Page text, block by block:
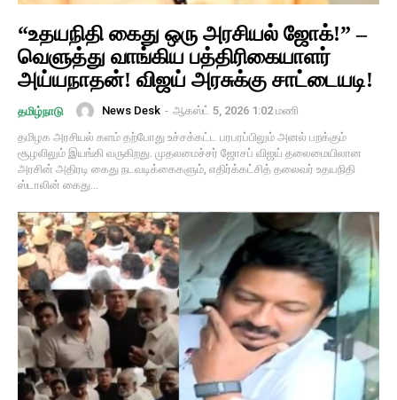
“உதயநிதி கைது ஒரு அரசியல் ஜோக்!” –
வெளுத்து வாங்கிய பத்திரிகையாளர்
அய்யநாதன்! விஜய் அரசுக்கு சாட்டையடி!
தமிழ்நாடு News Desk - ஆகஸ்ட் 5, 2026 1:02 மணி
​தமிழக அரசியல் களம் தற்போது உச்சக்கட்ட பரபரப்பிலும் அனல் பறக்கும்
சூழலிலும் இயங்கி வருகிறது. முதலமைச்சர் ஜோசப் விஜய் தலைமையிலான
அரசின் அதிரடி கைது நடவடிக்கைகளும், எதிர்க்கட்சித் தலைவர் உதயநிதி
ஸ்டாலின் கைது...